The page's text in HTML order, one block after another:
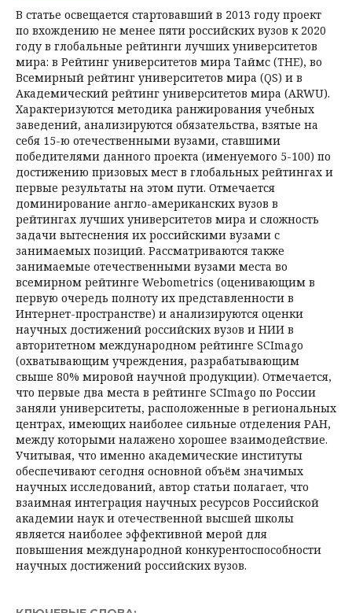
В статье освещается стартовавший в 2013 году проект
по вхождению не менее пяти российских вузов к 2020
году в глобальные рейтинги лучших университетов
мира: в Рейтинг университетов мира Таймс (THE), во
Всемирный рейтинг университетов мира (QS) и в
Академический рейтинг университетов мира (ARWU).
Характеризуются методика ранжирования учебных
заведений, анализируются обязательства, взятые на
себя 15-ю отечественными вузами, ставшими
победителями данного проекта (именуемого 5-100) по
достижению призовых мест в глобальных рейтингах и
первые результаты на этом пути. Отмечается
доминирование англо-американских вузов в
рейтингах лучших университетов мира и сложность
задачи вытеснения их российскими вузами с
занимаемых позиций. Рассматриваются также
занимаемые отечественными вузами места во
всемирном рейтинге Webometrics (оценивающим в
первую очередь полноту их представленности в
Интернет-пространстве) и анализируются оценки
научных достижений российских вузов и НИИ в
авторитетном международном рейтинге SCImago
(охватывающим учреждения, разрабатывающим
свыше 80% мировой научной продукции). Отмечается,
что первые два места в рейтинге SCImago по России
заняли университеты, расположенные в региональных
центрах, имеющих наиболее сильные отделения РАН,
между которыми налажено хорошее взаимодействие.
Учитывая, что именно академические институты
обеспечивают сегодня основной объём значимых
научных исследований, автор статьи полагает, что
взаимная интеграция научных ресурсов Российской
академии наук и отечественной высшей школы
является наиболее эффективной мерой для
повышения международной конкурентоспособности
научных достижений российских вузов.